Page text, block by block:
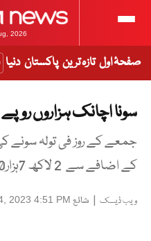
2026
صفحۂ اول تازہ ترین پاکستان دنیا
سونا اچانک ہزاروں
کے اضافے سے 2 لاکھ 7ہزار500 روپے ہوگئی۔
ویب ڈیسک | شائع 2023 4:51 PM